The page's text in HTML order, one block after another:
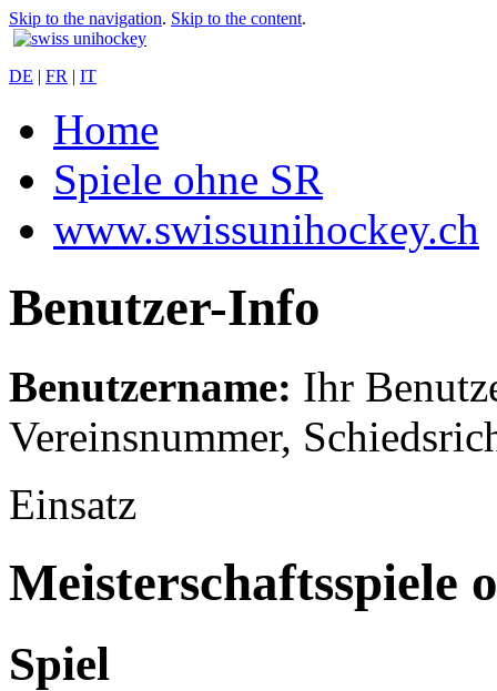
Skip to the navigation. Skip to the content.
DE | FR | IT
Home
Spiele ohne SR
www.swissunihockey.ch
Benutzer-Info
Benutzername: Ihr
Vereinsnummer,
Einsatz
Meisterschaftsspiele
Spiel